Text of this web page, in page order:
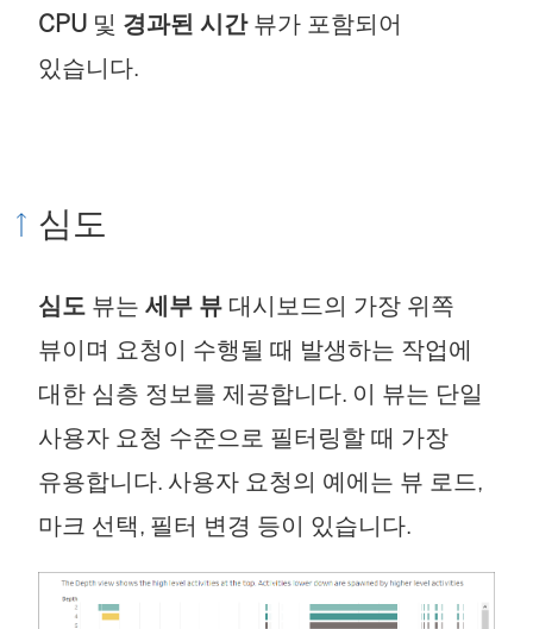
CPU 및 경과된 시간뷰가 포함되어
있습니다.
심도
심도 뷰는 세부 뷰 대시보드의 가장 위쪽
뷰이며 요청이 수행될 때 발생하는 작업에
대한 심층 정보를 제공합니다. 이 뷰는 단일
사용자 요청 수준으로 필터링할 때 가장
유용합니다. 사용자 요청의 예에는 뷰 로드,
마크 선택, 필터 변경 등이 있습니다.